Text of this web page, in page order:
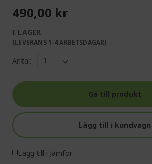
490,00 kr
I LAGER
(LEVERANS 1-4 ARBETSDAGAR)
Antal:
Gå till produkt
Lägg till i kundvagn
Lägg till i Jämför